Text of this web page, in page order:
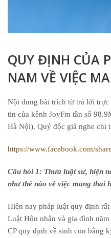
QUY ĐỊNH CỦA
NAM VỀ VIỆC
Nội dung bài trích từ trả lời trực
tin của kênh JoyFm tần số
Hà Nội). Quý độc giả nghe chi
https://www.facebook.com/
Câu hỏi 1: Thưa luật sư, hiện
như thế nào về việc mang thai
Hiện nay pháp luật quy định
Luật Hôn nhân và gia đình
CP quy định về sinh con bằng